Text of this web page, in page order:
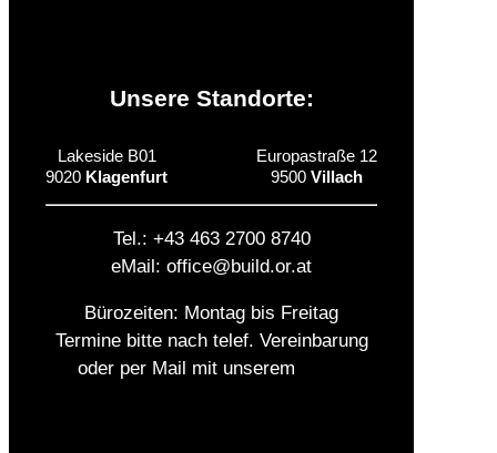
Unsere Standorte:
Lakeside B01
9020 Klagenfurt
Europastraße 12
9500 Villach
Tel.: +43 463 2700 8740
eMail: office@build.or.at
Bürozeiten: Montag bis Freitag
Termine bitte nach telef. Vereinbarung
oder per Mail mit unserem